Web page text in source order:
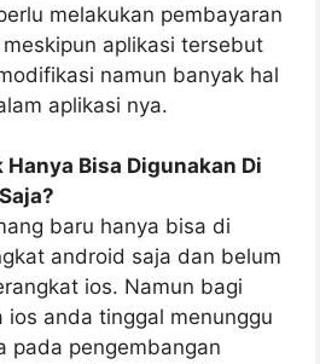
melakukan pembayaran
aplikasi tersebut
namun banyak hal
aplikasi nya.
Bisa Digunakan Di
baru hanya bisa di
android saja dan belum
ios. Namun bagi
ios anda tinggal menunggu
pada pengembangan